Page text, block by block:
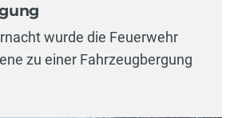
wurde die Feuerwehr
zu einer Fahrzeugbergung